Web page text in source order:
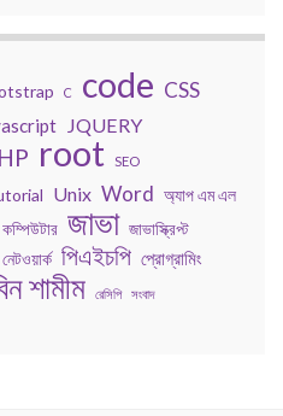
C code CSS
JQUERY
root SEO
Unix Word অ্যাপ এম এল
কম্পিউটার জাভা জাভাস্ক্রিপ্ট
নেটওয়ার্ক পিএইচপি প্রোগ্রামিং
শামীম রেসিপি
সংবাদ